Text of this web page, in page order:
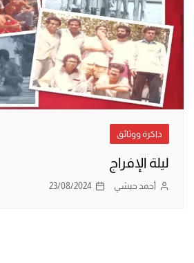
ذاكرة ووثائق
ليلة الإفراج
أحمد حبشي 23/08/2024